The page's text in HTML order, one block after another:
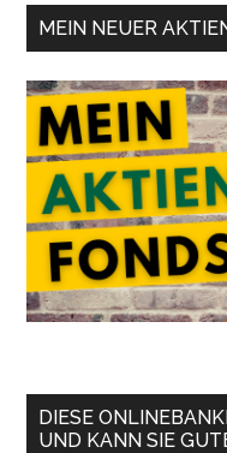
MEIN NEUER
DIESE
UND KANN SIE